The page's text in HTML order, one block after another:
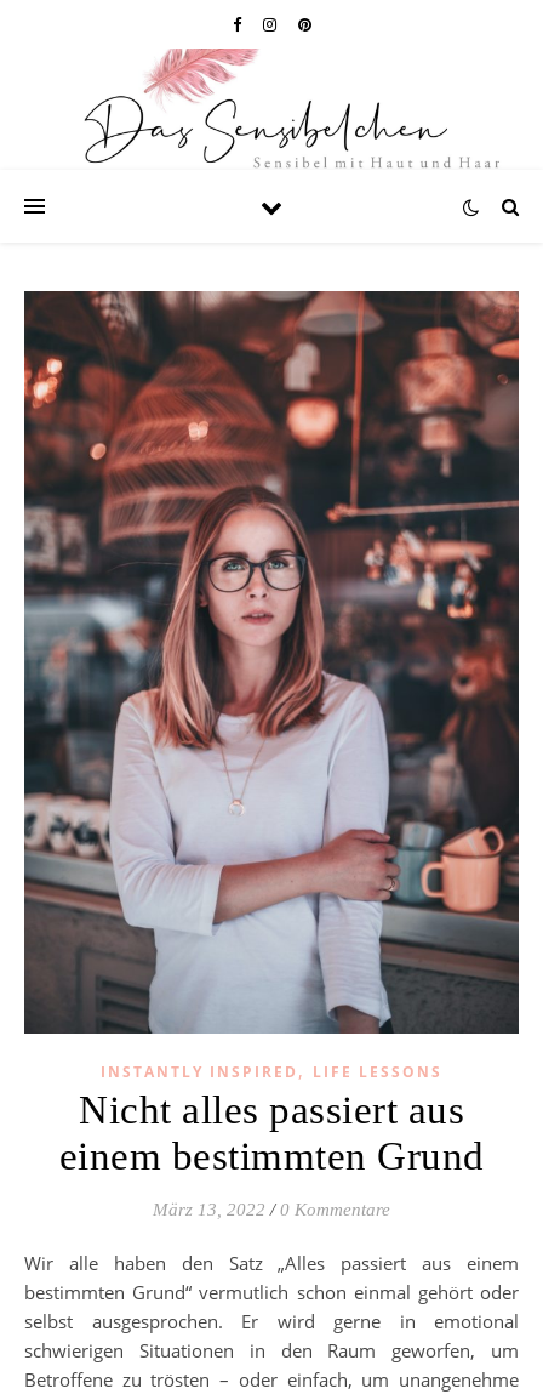
INSTANTLY INSPIRED , LIFE LESSONS
Nicht alles passiert aus
einem bestimmten Grund
März 13, 2022 / 0 Kommentare
Wir alle haben den Satz „Alles passiert aus einem
bestimmten Grund“ vermutlich schon einmal gehört oder
selbst ausgesprochen. Er wird gerne in emotional
schwierigen Situationen in den Raum geworfen, um
Betroffene zu trösten – oder einfach, um unangenehme